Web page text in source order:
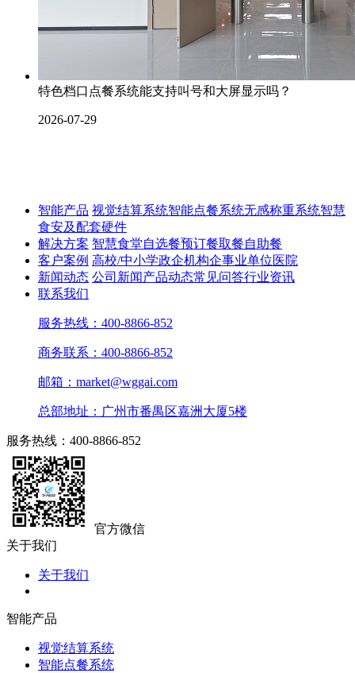
特色档口点餐系统能支持叫号和大屏显示吗？
2026-07-29
智能产品 视觉结算系统智能点餐系统无感称重系统智慧
食安及配套硬件
解决方案 智慧食堂自选餐预订餐取餐自助餐
客户案例 高校/中小学政企机构企事业单位医院
新闻动态 公司新闻产品动态常见问答行业资讯
联系我们
服务热线：400-8866-852
商务联系：400-8866-852
邮箱：market@wggai.com
总部地址：广州市番禺区嘉洲大厦5楼
服务热线：400-8866-852
官方微信
关于我们
关于我们
智能产品
视觉结算系统
智能点餐系统